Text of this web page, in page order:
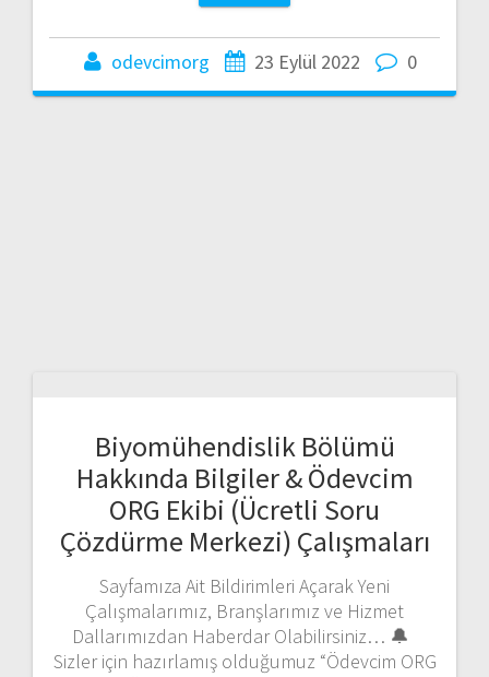
odevcimorg 23 Eylül 2022 0
Biyomühendislik Bölümü
Hakkında Bilgiler & Ödevcim
ORG Ekibi (Ücretli Soru
Çözdürme Merkezi) Çalışmaları
Sayfamıza Ait Bildirimleri Açarak Yeni
Çalışmalarımız, Branşlarımız ve Hizmet
Dallarımızdan Haberdar Olabilirsiniz… 🔔
Sizler için hazırlamış olduğumuz “Ödevcim ORG